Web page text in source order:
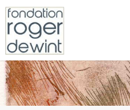
Skip
to
content